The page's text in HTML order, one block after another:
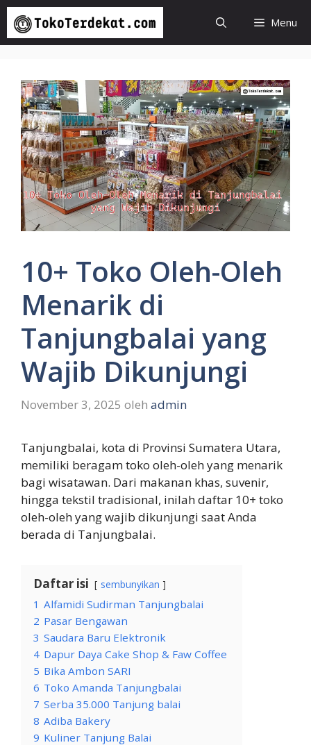
Langsung
isi
Menu
10+ Toko Oleh-Oleh
Menarik di
Tanjungbalai yang
Wajib Dikunjungi
November 3, 2025 oleh admin
Tanjungbalai, kota di Provinsi Sumatera Utara,
memiliki beragam toko oleh-oleh yang menarik
bagi wisatawan. Dari makanan khas, suvenir,
hingga tekstil tradisional, inilah daftar 10+ toko
oleh-oleh yang wajib dikunjungi saat Anda
berada di Tanjungbalai.
Daftar isi sembunyikan
1 Alfamidi Sudirman Tanjungbalai
2 Pasar Bengawan
3 Saudara Baru Elektronik
4 Dapur Daya Cake Shop & Faw Coffee
5 Bika Ambon SARI
6 Toko Amanda Tanjungbalai
7 Serba 35.000 Tanjung balai
8 Adiba Bakery
9 Kuliner Tanjung Balai